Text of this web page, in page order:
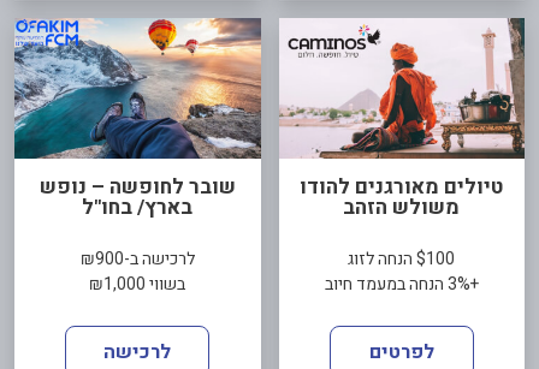
טיולים מאורגנים להודו
משולש הזהב
$100 הנחה לזוג
+3% הנחה במעמד חיוב
לפרטים
שובר לחופשה – נופש
בארץ/ בחו"ל
לרכישה ב-₪900
בשווי ₪1,000
לרכישה